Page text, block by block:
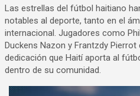
Las estrellas del fútbol haitiano
notables al deporte, tanto en el
internacional. Jugadores como
Duckens Nazon y Frantzdy
dedicación que Haití aporta al
dentro de su comunidad.